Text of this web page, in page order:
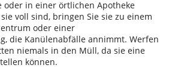
oder in einer örtlichen Apotheke
voll sind, bringen Sie sie zu einem
oder einer
die Kanülenabfälle annimmt. Werfen
niemals in den Müll, da sie eine
können.